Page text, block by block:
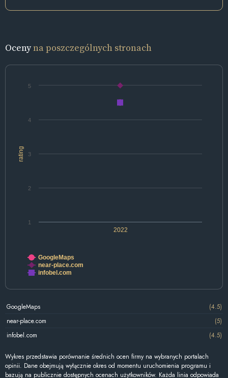
Ocenyna poszczególnych stronach
rating
2022
1
2
3
4
5
GoogleMaps
near-place.com
infobel.com
GoogleMaps
(4.5)
near-place.com
(5)
infobel.com
(4.5)
Wykres przedstawia porównanie średnich ocen firmy na wybranych portalach
opinii. Dane obejmują wyłącznie okres od momentu uruchomienia programu i
bazują na publicznie dostępnych ocenach użytkowników. Każda linia odpowiada